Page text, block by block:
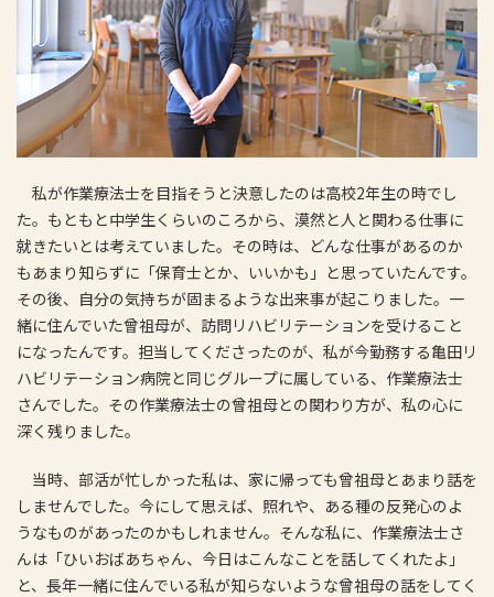
私が作業療法士を目指そうと決意したのは高校2年生の時でし
た。もともと中学生くらいのころから、漠然と人と関わる仕事に
就きたいとは考えていました。その時は、どんな仕事があるのか
もあまり知らずに「保育士とか、いいかも」と思っていたんです。
その後、自分の気持ちが固まるような出来事が起こりました。一
緒に住んでいた曾祖母が、訪問リハビリテーションを受けること
になったんです。担当してくださったのが、私が今勤務する亀田リ
ハビリテーション病院と同じグループに属している、作業療法士
さんでした。その作業療法士の曾祖母との関わり方が、私の心に
深く残りました。
当時、部活が忙しかった私は、家に帰っても曾祖母とあまり話を
しませんでした。今にして思えば、照れや、ある種の反発心のよ
うなものがあったのかもしれません。そんな私に、作業療法士さ
んは「ひいおばあちゃん、今日はこんなことを話してくれたよ」
と、長年一緒に住んでいる私が知らないような曾祖母の話をしてく